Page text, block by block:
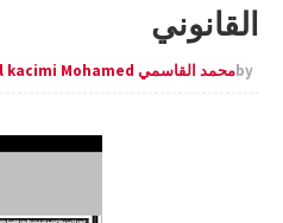
القانوني
byمحمد القاسمي Al kacimi Mohamed